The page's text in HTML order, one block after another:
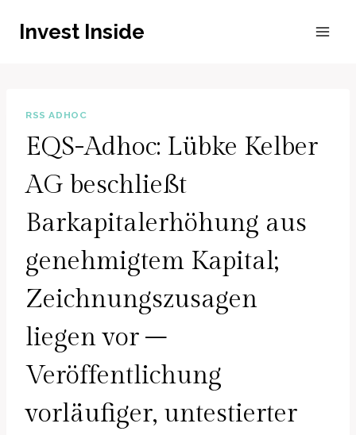
InhaltInvest Inside
RSS ADHOC
EQS-Adhoc: Lübke Kelber
AG beschließt
Barkapitalerhöhung aus
genehmigtem Kapital;
Zeichnungszusagen
liegen vor –
Veröffentlichung
vorläufiger, untestierter